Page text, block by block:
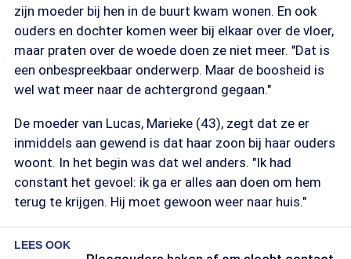
zijn moeder bij hen in de buurt kwam wonen. En ook
ouders en dochter komen weer bij elkaar over de vloer,
maar praten over de woede doen ze niet meer. "Dat is
een onbespreekbaar onderwerp. Maar de boosheid is
wel wat meer naar de achtergrond gegaan."
De moeder van Lucas, Marieke (43), zegt dat ze er
inmiddels aan gewend is dat haar zoon bij haar ouders
woont. In het begin was dat wel anders. "Ik had
constant het gevoel: ik ga er alles aan doen om hem
terug te krijgen. Hij moet gewoon weer naar huis."
LEES OOK